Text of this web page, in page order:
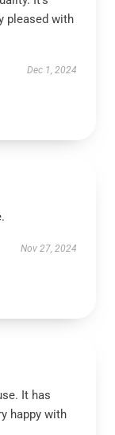
pleased with
Dec 1, 2024
Nov 27, 2024
It has
happy with